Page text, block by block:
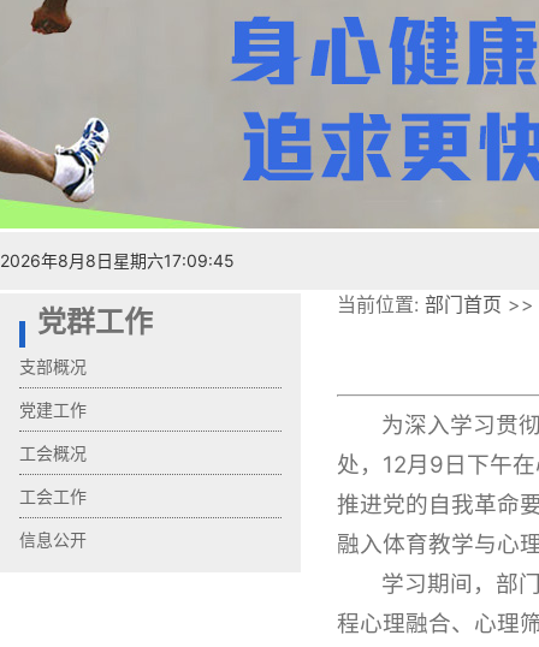
2026年8月8日星期六17:09:46
党群工作
支部概况
党建工作
工会概况
工会工作
信息公开
当前位置: 部门首页 >>
为深入学习贯
处，12月9日下午
推进党的自我革命
融入体育教学与心
学习期间，部
程心理融合、心理